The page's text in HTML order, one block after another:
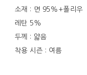
소재 : 면 95%+폴리우
레탄 5%
두께 : 얇음
착용 시즌 : 여름